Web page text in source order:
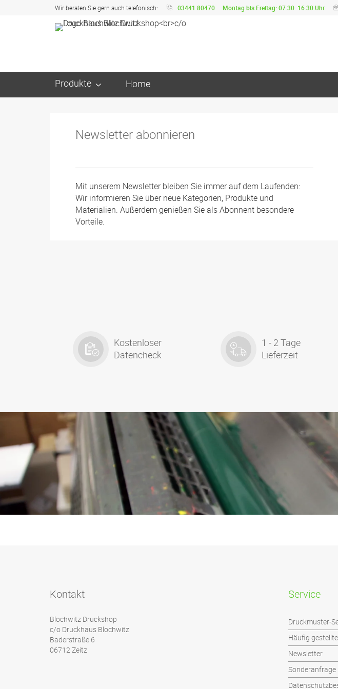
Wir beraten Sie gern auch telefonisch: 03441 80470 Montag bis Freitag: 07.30  16.30 Uhr
Produkte Home
Newsletter abonnieren
Mit unserem Newsletter bleiben Sie immer auf dem Laufenden:
Wir informieren Sie über neue Kategorien, Produkte und
Materialien. Außerdem genießen Sie als Abonnent besondere
Vorteile.
Kostenloser
Datencheck
1 - 2 Tage
Lieferzeit
Kontakt
Blochwitz Druckshop
c/o Druckhaus Blochwitz
Baderstraße 6
06712 Zeitz
Service
Druckmuster-
Häufig
Newsletter
Sonderanfrage